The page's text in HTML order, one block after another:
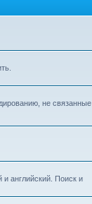
не связанные
и английский. Поиск и